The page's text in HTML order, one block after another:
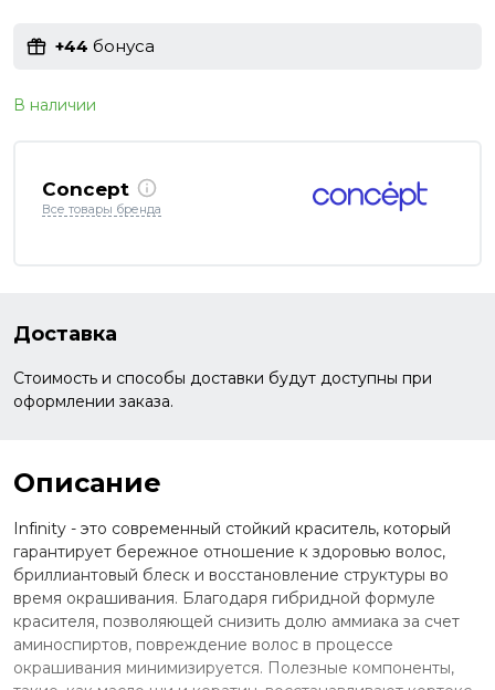
+44 бонуса
В наличии
Concept
Все товары бренда
Доставка
Стоимость и способы доставки будут доступны при
оформлении заказа.
Описание
Infinity - это современный стойкий краситель, который
гарантирует бережное отношение к здоровью волос,
бриллиантовый блеск и восстановление структуры во
время окрашивания. Благодаря гибридной формуле
красителя, позволяющей снизить долю аммиака за счет
аминоспиртов, повреждение волос в процессе
окрашивания минимизируется. Полезные компоненты,